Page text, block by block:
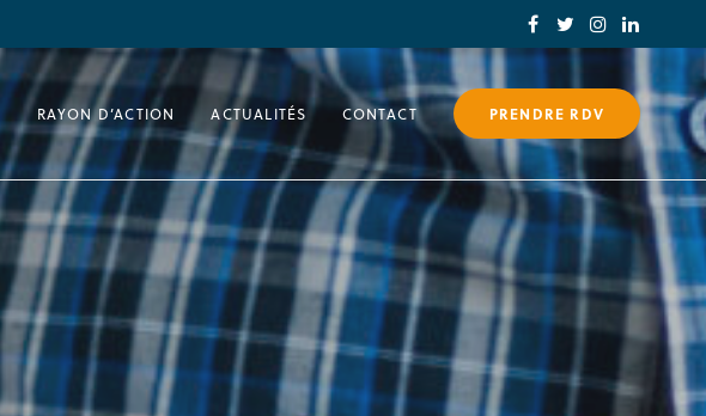
RAYON D’ACTION ACTUALITÉS CONTACT PRENDRE RDV